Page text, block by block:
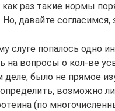
раз такие нормы
давайте
слуге попалось одно
на вопросы о кол-ве
деле, было не прямое
возможно
(по